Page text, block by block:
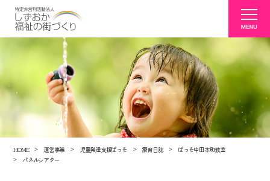
HOME 運営事業 児童発達支援ぱっそ 療育日誌
ぱっそ中田本町教室
パネルシアター